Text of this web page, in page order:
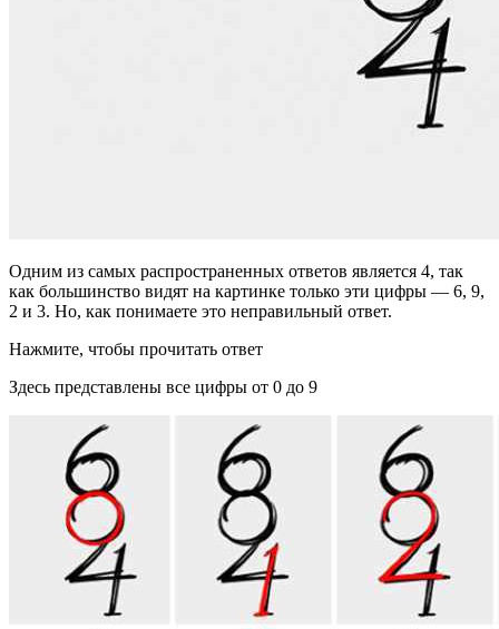
Одним из самых распространенных ответов является 4, так
как большинство видят на картинке только эти цифры — 6, 9,
2 и 3. Но, как понимаете это неправильный ответ.
Нажмите, чтобы прочитать ответ
Здесь представлены все цифры от 0 до 9